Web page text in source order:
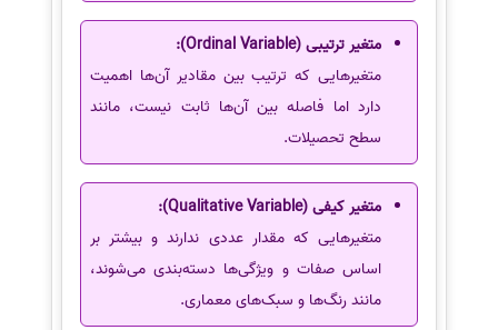
متغیر ترتیبی (Ordinal Variable):
متغیرهایی که ترتیب بین مقادیر آن‌ها اهمیت
دارد اما فاصله بین آن‌ها ثابت نیست، مانند
سطح تحصیلات.
متغیر کیفی (Qualitative Variable):
متغیرهایی که مقدار عددی ندارند و بیشتر بر
اساس صفات و ویژگی‌ها دسته‌بندی می‌شوند،
مانند رنگ‌ها و سبک‌های معماری.